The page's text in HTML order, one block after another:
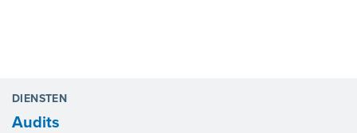
DIENSTEN
Audits